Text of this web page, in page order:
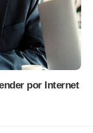
por Internet